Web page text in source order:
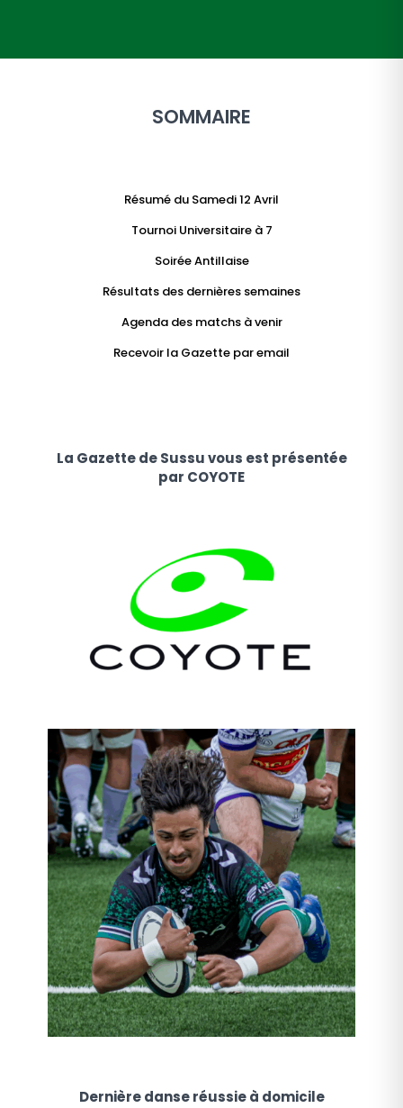
SOMMAIRE
Résumé du Samedi 12 Avril
Tournoi Universitaire à 7
Soirée Antillaise
Résultats des dernières semaines
Agenda des matchs à venir
Recevoir la Gazette par email
La Gazette de Sussu vous est présentée
par COYOTE
Dernière danse réussie à domicile